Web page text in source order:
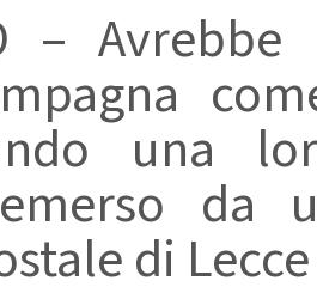
–
una
da
di